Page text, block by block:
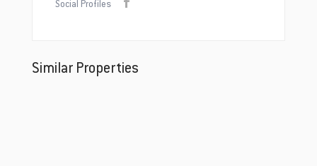
Social Profiles
Similar Properties